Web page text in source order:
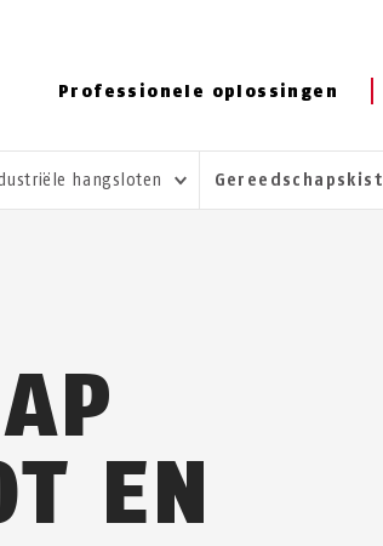
Professionele oplossingen
hangsloten Gereedschapskist
EN